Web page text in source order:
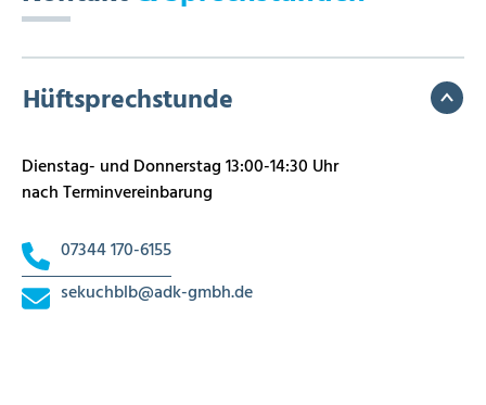
Hüftsprechstunde
Dienstag- und Donnerstag 13:00-14:30 Uhr
nach Terminvereinbarung
07344 170-6155
sekuchblb@adk-gmbh.de